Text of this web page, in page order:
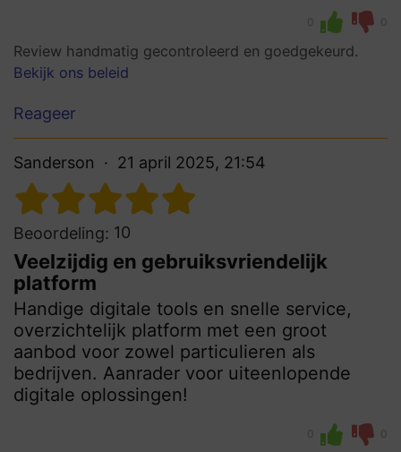
0 0
Review handmatig gecontroleerd en goedgekeurd.
Bekijk ons beleid
Reageer
Sanderson 21 april 2025, 21:54
Beoordeling: 10
Veelzijdig en gebruiksvriendelijk
platform
Handige digitale tools en snelle service,
overzichtelijk platform met een groot
aanbod voor zowel particulieren als
bedrijven. Aanrader voor uiteenlopende
digitale oplossingen!
0 0